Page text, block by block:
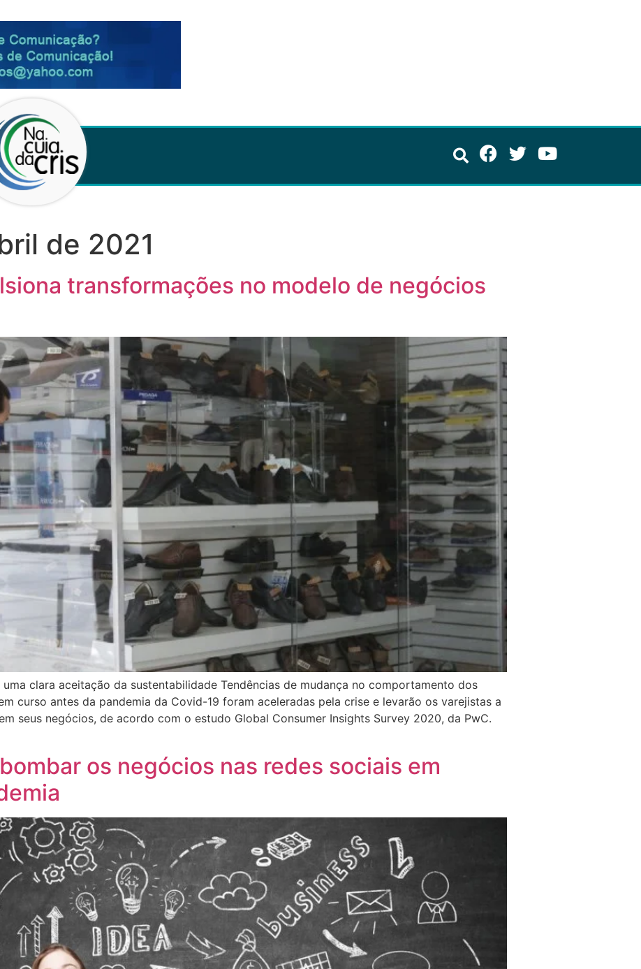
de 2021
transformações no modelo de negócios
clara aceitação da sustentabilidade Tendências de mudança no comportamento dos
curso antes da pandemia da Covid-19 foram aceleradas pela crise e levarão os varejistas a
seus negócios, de acordo com o estudo Global Consumer Insights Survey 2020, da PwC.
os negócios nas redes sociais em